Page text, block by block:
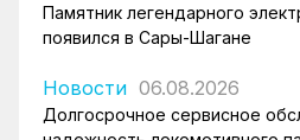
Памятник легендарного
появился в Сары-Шагане
Новости 06.08.2026
Долгосрочное сервисное